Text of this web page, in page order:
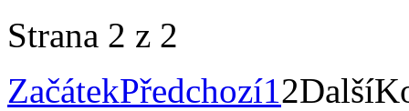
Strana 2 z 2
ZačátekPředchozí12Další